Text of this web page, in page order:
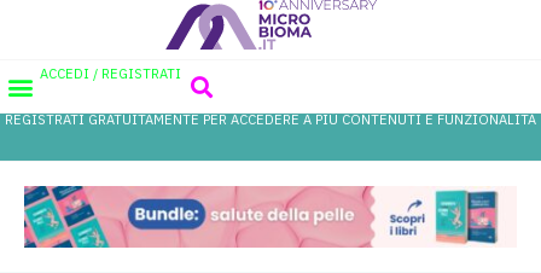
ACCEDI / REGISTRATI
REGISTRATI GRATUITAMENTE PER ACCEDERE A PIÙ CONTENUTI E FUNZIONALITÀ